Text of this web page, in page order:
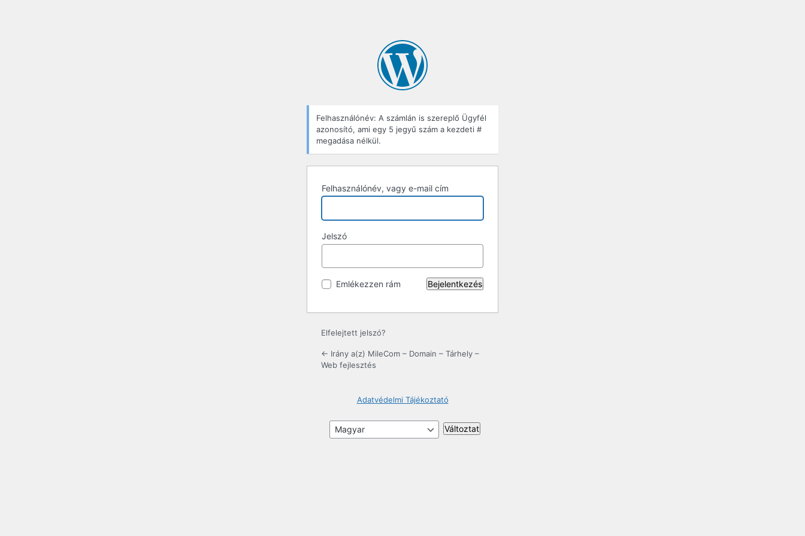
Felhasználónév: A számlán is szereplő Ügyfél
azonosító, ami egy 5 jegyű szám a kezdeti #
megadása nélkül.
Felhasználónév, vagy e-mail cím
Jelszó
Emlékezzen rám
Elfelejtett jelszó?
← Irány a(z) MileCom – Domain – Tárhely –
Web fejlesztés
Adatvédelmi Tájékoztató
Nyelv